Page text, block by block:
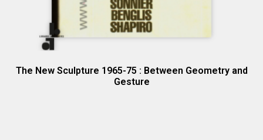
The New Sculpture 1965-75 : Between Geometry and
Gesture